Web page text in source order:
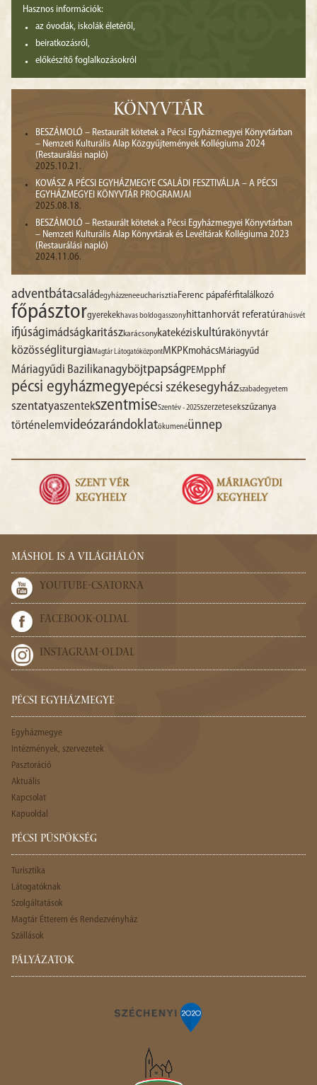
Hasznos információk:
az óvodák, iskolák életéről,
beiratkozásról,
előkészítő foglalkozásokról
KÖNYVTÁR
BESZÁMOLÓ – Restaurált kötetek a Pécsi Egyházmegyei Könyvtárban
– Nemzeti Kulturális Alap Közgyűjtemények Kollégiuma 2024
(Restaurálási napló)
2025.10.21.
KOVÁSZ A PÉCSI EGYHÁZMEGYE CSALÁDI FESZTIVÁLJA – A PÉCSI
EGYHÁZMEGYEI KÖNYVTÁR PROGRAMJAI
2025.08.18.
BESZÁMOLÓ – Restaurált kötetek a Pécsi Egyházmegyei Könyvtárban
– Nemzeti Kulturális Alap Könyvtárak és Levéltárak Kollégiuma 2023
(Restaurálási napló)
2024.11.06.
adventbátacsaládegyházzeneeucharisztiaFerenc pápaférfitalálkozó
főpásztorgyerekekhavas boldogasszonyhittanhorvát referatúrahúsvét
ifjúságimádságkaritászkarácsonykatekéziskultúrakönyvtár
közösségliturgiaMagtár LátogatóközpontMKPKmohácsMáriagyűd
Máriagyűdi BazilikanagyböjtpapságPEMpphf
pécsi egyházmegyepécsi székesegyházszabadegyetem
szentatyaszentekszentmiseSzentév - 2025szerzetesekszűzanya
történelemvideózarándoklatökumenéünnep
MÁSHOL IS A VILÁGHÁLÓN
YOUTUBE-CSATORNA
FACEBOOK-OLDAL
INSTAGRAM-OLDAL
PÉCSI EGYHÁZMEGYE
Egyházmegye
Intézmények, szervezetek
Pasztoráció
Aktuális
Kapcsolat
Kapuoldal
PÉCSI PÜSPÖKSÉG
Turisztika
Látogatóknak
Szolgáltatások
Magtár Étterem és Rendezvényház
Szállások
PÁLYÁZATOK